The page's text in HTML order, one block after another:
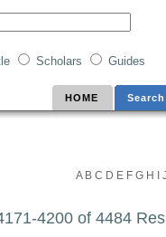
Scholars
Guides
HOME
A B C D E F G H
4200 of 4484